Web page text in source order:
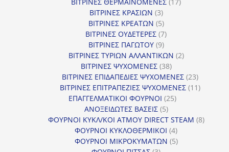
ΒΙΤΡΙΝΕΣ ΚΡΑΣΙΩΝ 33
προϊόντα
ΒΙΤΡΙΝΕΣ ΚΡΕΑΤΩΝ 55
προϊόντα
ΒΙΤΡΙΝΕΣ ΟΥΔΕΤΕΡΕΣ 77
ΒΙΤΡΙΝΕΣ ΠΑΓΩΤΟΥ 99
προϊόντα
ΒΙΤΡΙΝΕΣ ΤΥΡΙΩΝ ΑΛΛΑΝΤΙΚΩΝ 22
ΒΙΤΡΙΝΕΣ ΨΥΧΟΜΕΝΕΣ 3838
προϊόντα
ΒΙΤΡΙΝΕΣ ΕΠΙΔΑΠΕΔΙΕΣ ΨΥΧΟΜΕΝΕΣ 2323
προϊόντα
ΒΙΤΡΙΝΕΣ ΕΠΙΤΡΑΠΕΖΙΕΣ ΨΥΧΟΜΕΝΕΣ 1111
ΕΠΑΓΓΕΛΜΑΤΙΚΟΙ ΦΟΥΡΝΟΙ 2525
ΑΝΟΞΕΙΔΩΤΕΣ ΒΑΣΕΙΣ 55
προϊόντα
ΦΟΥΡΝΟΙ ΚΥΚΛ/ΚΟΙ ΑΤΜΟΥ DIRECT STEAM 88
ΦΟΥΡΝΟΙ ΚΥΚΛΟΘΕΡΜΙΚΟΙ 44
προϊόντα
ΦΟΥΡΝΟΙ ΜΙΚΡΟΚΥΜΑΤΩΝ 55